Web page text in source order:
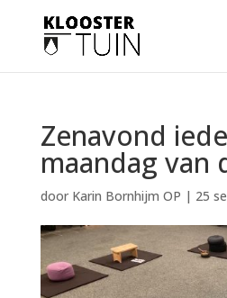
Zenavond
maandag van
door Karin Bornhijm OP | 25